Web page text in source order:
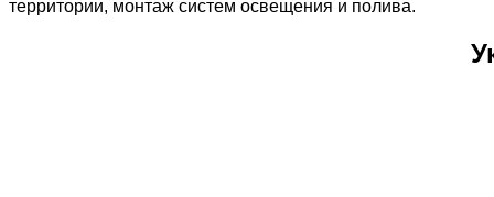
территории, монтаж систем освещения и полива.